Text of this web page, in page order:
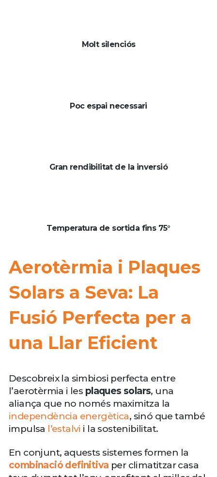
Molt silenciós
Poc espai necessari
Gran rendibilitat de la inversió
Temperatura de sortida fins 75°
Aerotèrmia i Plaques
Solars a Seva: La
Fusió Perfecta per a
una Llar Eficient
Descobreix la simbiosi perfecta entre
l’aerotèrmia i les plaques solars, una
aliança que no només maximitza la
independència energètica, sinó que també
impulsa l’estalvi i la sostenibilitat.
En conjunt, aquests sistemes formen la
combinació definitiva per climatitzar casa